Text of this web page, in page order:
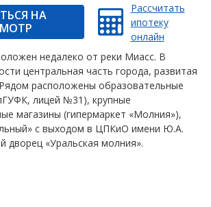
НА
Рассчитать
ипотеку
онлайн
недалеко от реки Миасс. В
центральная часть города, развитая
расположены образовательные
лицей №31), крупные
магазины (гипермаркет «Молния»),
с выходом в ЦПКиО имени Ю.А.
дворец «Уральская молния».